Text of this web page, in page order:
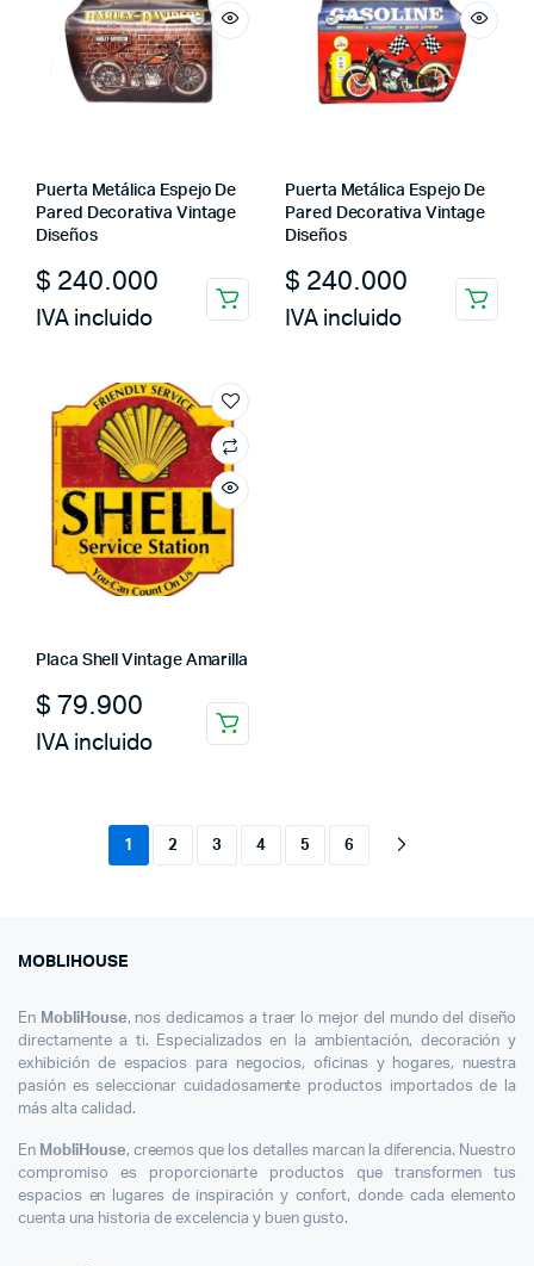
Puerta Metálica Espejo De
Pared Decorativa Vintage
Diseños
$ 240.000
IVA incluido
Puerta Metálica Espejo De
Pared Decorativa Vintage
Diseños
$ 240.000
IVA incluido
Placa Shell Vintage Amarilla
$ 79.900
IVA incluido
1 2 3 4 5 6
MOBLIHOUSE
En MobliHouse, nos dedicamos a traer lo mejor del mundo del diseño
directamente a ti. Especializados en la ambientación, decoración y
exhibición de espacios para negocios, oficinas y hogares, nuestra
pasión es seleccionar cuidadosamente productos importados de la
más alta calidad.
En MobliHouse, creemos que los detalles marcan la diferencia. Nuestro
compromiso es proporcionarte productos que transformen tus
espacios en lugares de inspiración y confort, donde cada elemento
cuenta una historia de excelencia y buen gusto.